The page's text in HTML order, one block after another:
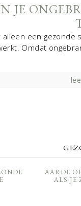
JE
een gezonde
Omdat
AARDE
ALS JE